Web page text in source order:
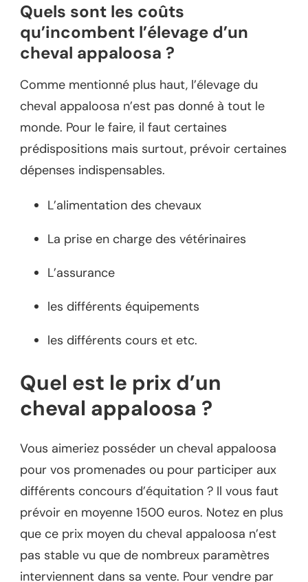
Quels sont les coûts
qu’incombent l’élevage d’un
cheval appaloosa ?
Comme mentionné plus haut, l’élevage du
cheval appaloosa n’est pas donné à tout le
monde. Pour le faire, il faut certaines
prédispositions mais surtout, prévoir certaines
dépenses indispensables.
L’alimentation des chevaux
La prise en charge des vétérinaires
L’assurance
les différents équipements
les différents cours et etc.
Quel est le prix d’un
cheval appaloosa ?
Vous aimeriez posséder un cheval appaloosa
pour vos promenades ou pour participer aux
différents concours d’équitation ? Il vous faut
prévoir en moyenne 1500 euros. Notez en plus
que ce prix moyen du cheval appaloosa n’est
pas stable vu que de nombreux paramètres
interviennent dans sa vente. Pour vendre par